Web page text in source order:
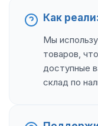
Как
Мы
товаров,
доступные
склад по